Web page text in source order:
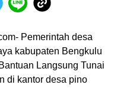
Pemerintah desa
kabupaten Bengkulu
Langsung Tunai
di kantor desa pino